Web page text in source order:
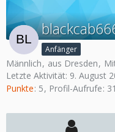
Anfänger
Männlich aus Dresden
Letzte Aktivität: 9. August
Punkte 5 Profil-Aufrufe